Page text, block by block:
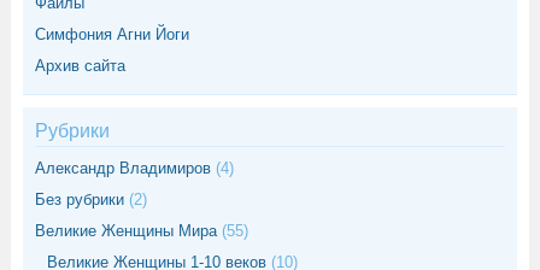
Симфония Агни Йоги
Архив сайта
Рубрики
Александр Владимиров (4)
Без рубрики (2)
Великие Женщины Мира(55)
Великие Женщины 1-10 веков (10)